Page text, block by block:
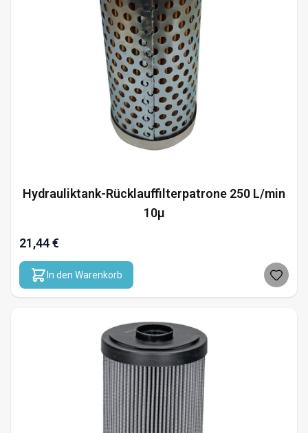
Hydrauliktank-Rücklauffilterpatrone 250 L/min
10µ
21,44 €
In den Warenkorb